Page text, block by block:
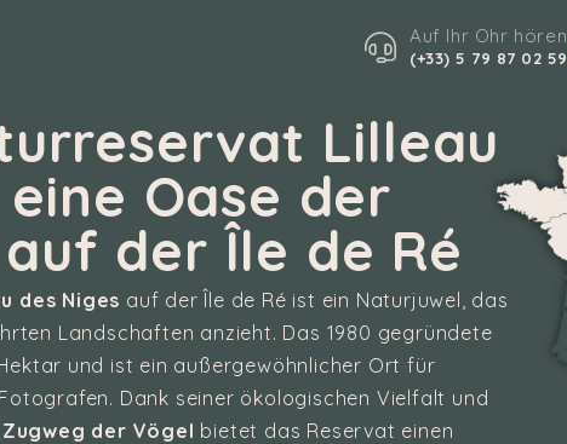
Auf Ihr Ohr hören
(+33) 5 79 87 02 59
Lilleau
Oase der
der Île de Ré
des Niges auf der Île de Ré ist ein Naturjuwel, das
Landschaften anzieht. Das 1980 gegründete
und ist ein außergewöhnlicher Ort für
Dank seiner ökologischen Vielfalt und
Zugweg der Vögel bietet das Reservat einen